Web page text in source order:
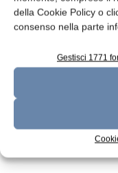
della Cookie Policy o
consenso nella parte
Gestisci 1771
Edicola Web